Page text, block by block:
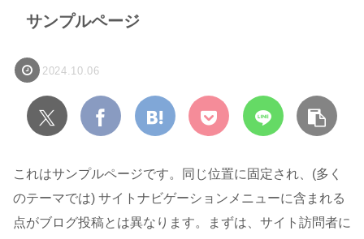
サンプルページ
2024.10.06
これはサンプルページです。同じ位置に固定され、(多く
のテーマでは) サイトナビゲーションメニューに含まれる
点がブログ投稿とは異なります。まずは、サイト訪問者に